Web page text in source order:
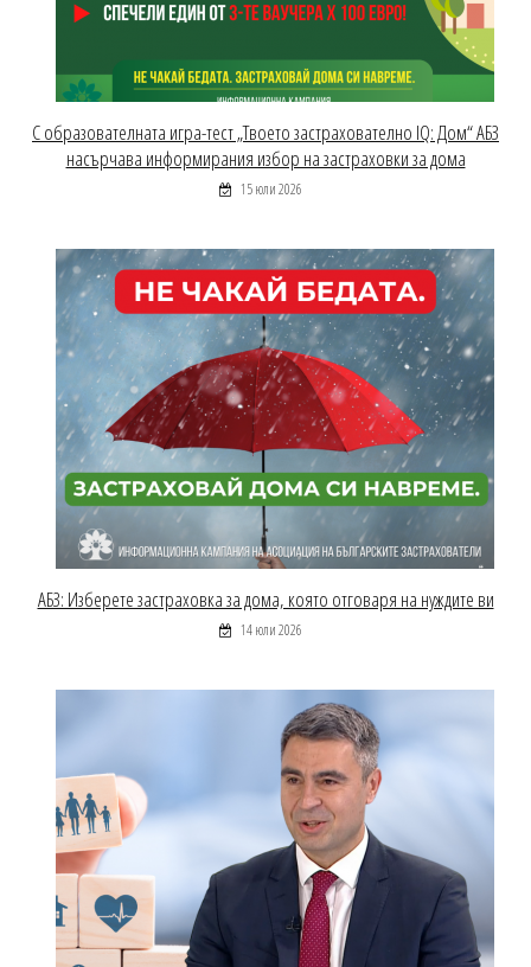
С образователната игра-тест „Твоето застрахователно IQ: Дом“ АБЗ
насърчава информирания избор на застраховки за дома
15 юли 2026
АБЗ: Изберете застраховка за дома, която отговаря на нуждите ви
14 юли 2026